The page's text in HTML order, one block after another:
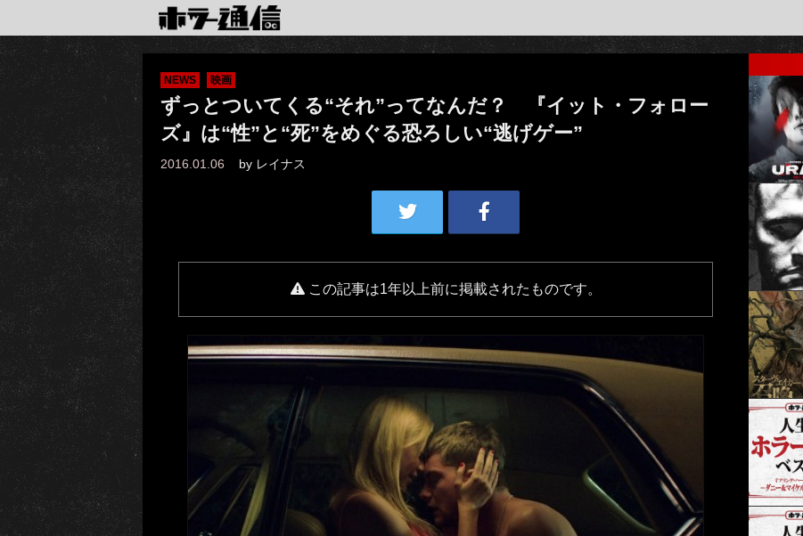
NEWS 映画
ずっとついてくる“それ”ってなんだ？ 『イット・フォロー
ズ』は“性”と“死”をめぐる恐ろしい“逃げゲー”
2016.01.06 by レイナス
この記事は1年以上前に掲載されたものです。